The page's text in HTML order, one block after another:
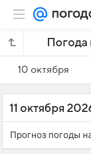
Погода
10 октября
11 октября
Прогноз погоды